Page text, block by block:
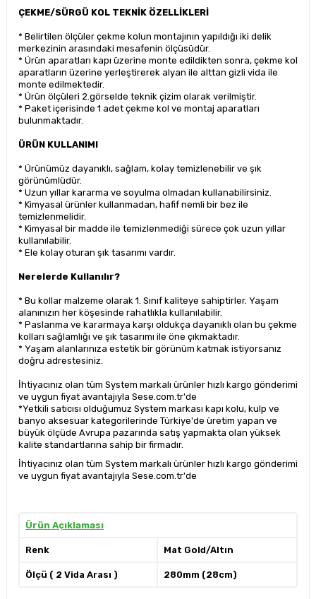
ÇEKME/SÜRGÜ KOL TEKNİK ÖZELLİKLERİ
* Belirtilen ölçüler çekme kolun montajının yapıldığı iki delik
merkezinin arasındaki mesafenin ölçüsüdür.
* Ürün aparatları kapı üzerine monte edildikten sonra, çekme kol
aparatların üzerine yerleştirerek alyan ile alttan gizli vida ile
monte edilmektedir.
* Ürün ölçüleri 2.görselde teknik çizim olarak verilmiştir.
* Paket içerisinde 1 adet çekme kol ve montaj aparatları
bulunmaktadır.
ÜRÜN KULLANIMI
* Ürünümüz dayanıklı, sağlam, kolay temizlenebilir ve şık
görünümlüdür.
* Uzun yıllar kararma ve soyulma olmadan kullanabilirsiniz.
* Kimyasal ürünler kullanmadan, hafif nemli bir bez ile
temizlenmelidir.
* Kimyasal bir madde ile temizlenmediği sürece çok uzun yıllar
kullanılabilir.
* Ele kolay oturan şık tasarımı vardır.
Nerelerde Kullanılır?
* Bu kollar malzeme olarak 1. Sınıf kaliteye sahiptirler. Yaşam
alanınızın her köşesinde rahatlıkla kullanılabilir.
* Paslanma ve kararmaya karşı oldukça dayanıklı olan bu çekme
kolları sağlamlığı ve şık tasarımı ile öne çıkmaktadır.
* Yaşam alanlarınıza estetik bir görünüm katmak istiyorsanız
doğru adrestesiniz.
İhtiyacınız olan tüm System markalı ürünler hızlı kargo gönderimi
ve uygun fiyat avantajıyla Sese.com.tr'de
*Yetkili satıcısı olduğumuz System markası kapı kolu, kulp ve
banyo aksesuar kategorilerinde Türkiye'de üretim yapan ve
büyük ölçüde Avrupa pazarında satış yapmakta olan yüksek
kalite standartlarına sahip bir firmadır.
İhtiyacınız olan tüm System markalı ürünler hızlı kargo gönderimi
ve uygun fiyat avantajıyla Sese.com.tr'de
Ürün Açıklaması
Renk Mat Gold/Altın
Ölçü ( 2 Vida Arası ) 280mm (28cm)